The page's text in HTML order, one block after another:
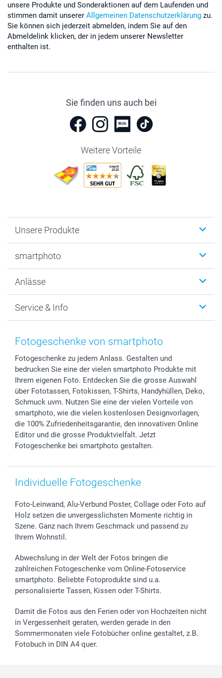
unsere Produkte und Sonderaktionen auf dem Laufenden und
stimmen damit unserer Allgemeinen Datenschutzerklärung zu.
Sie können sich jederzeit abmelden, indem Sie auf den
Abmeldelink klicken, der in jedem unserer Newsletter
enthalten ist.
Sie finden uns auch bei
Weitere Vorteile
Unsere Produkte
Fotogeschenke
MyNameBook
Fotoabzüge, Fotos als Buch & Poster
Zubehör & Material
Sticker & Etiketten
Geschenk-Gutscheine (PDF)
smartphoto
Warum smartphoto
Datenschutz
AGB
Presse
Partnerprogramme
Investor Relations
B2B smartbusiness
Widerrufsrecht
Anlässe
Neujahr
Muttertag
Kommunion & Konfirmation
Hochzeit
Geburtstag
Geburt
Zu allen Anlässen
Service & Info
Preise und Versandkosten
48h Lieferung
Zahlungsmöglichkeiten
Anmelden /Registrieren
Sitemap
Status der Bestellung
smartfriends
smartgarantie
Fotogeschenke von smartphoto
Fotogeschenke zu jedem Anlass. Gestalten und
bedrucken Sie eine der vielen smartphoto Produkte mit
Ihrem eigenen Foto. Entdecken Sie die grosse Auswahl
über Fototassen, Fotokissen, T-Shirts, Handyhüllen, Deko,
Schmuck uvm. Nutzen Sie eine der vielen Vorteile von
smartphoto, wie die vielen kostenlosen Designvorlagen,
die 100% Zufriedenheitsgarantie, den innovativen Online
Editor und die grosse Produktvielfalt. Jetzt
Fotogeschenke bei smartphoto gestalten.
Individuelle Fotogeschenke
Foto-Leinwand, Alu-Verbund Poster, Collage oder Foto auf
Holz setzen die unvergesslichsten Momente richtig in
Szene. Ganz nach Ihrem Geschmack und passend zu
Ihrem Wohnstil.
Abwechslung in der Welt der Fotos bringen die
zahlreichen Fotogeschenke vom Online-Fotoservice
smartphoto. Beliebte Fotoprodukte sind u.a.
personalisierte Tassen, Kissen oder T-Shirts.
Damit die Fotos aus den Ferien oder von Hochzeiten nicht
in Vergessenheit geraten, werden gerade in den
Sommermonaten viele Fotobücher online gestaltet, z.B.
Fotobuch in DIN A4 quer.